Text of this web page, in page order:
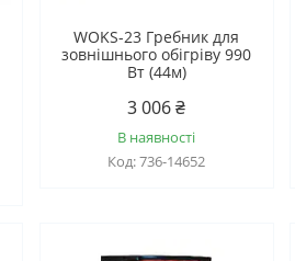
WOKS-23 Гребник для
зовнішнього обігріву 990
Вт (44м)
3 006 ₴
В наявності
736-14652